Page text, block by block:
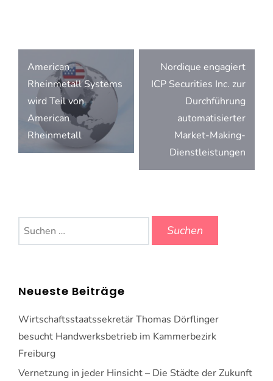
Beitragsnavigation
American
Rheinmetall Systems
wird Teil von
American
Rheinmetall
Nordique engagiert
ICP Securities Inc. zur
Durchführung
automatisierter
Market-Making-
Dienstleistungen
Suchen
nach:
Neueste Beiträge
Wirtschaftsstaatssekretär Thomas Dörflinger
besucht Handwerksbetrieb im Kammerbezirk
Freiburg
Vernetzung in jeder Hinsicht – Die Städte der Zukunft